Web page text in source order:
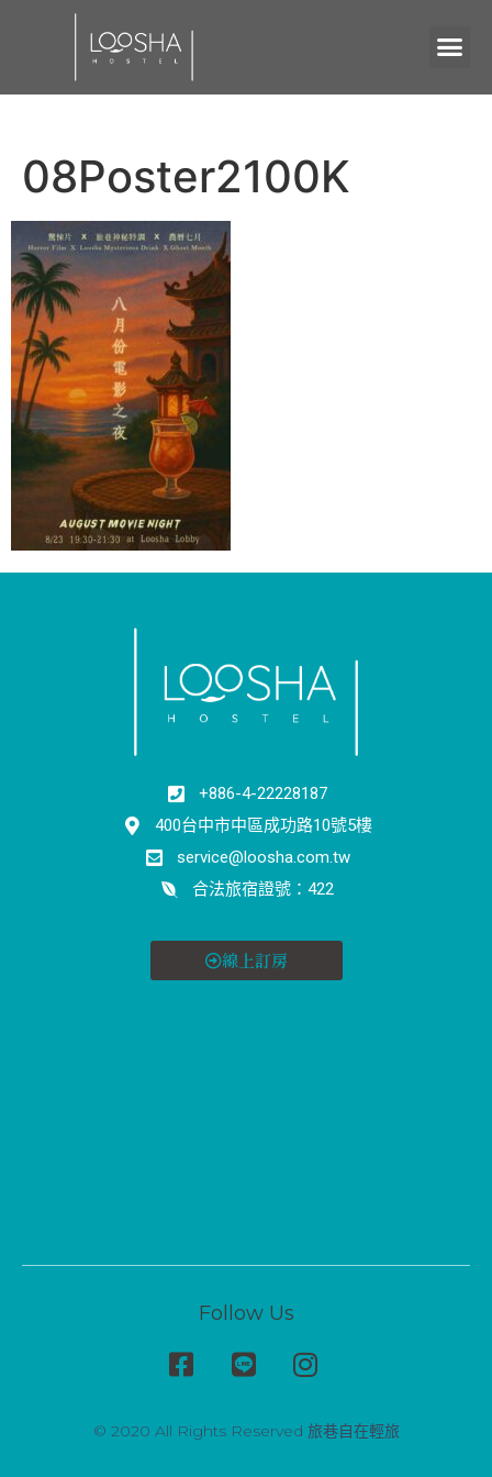
08Poster2100K
+886-4-22228187
400台中市中區成功路10號5樓
service@loosha.com.tw
合法旅宿證號：422
線上訂房
Follow Us
© 2020 All Rights Reserved 旅巷自在輕旅